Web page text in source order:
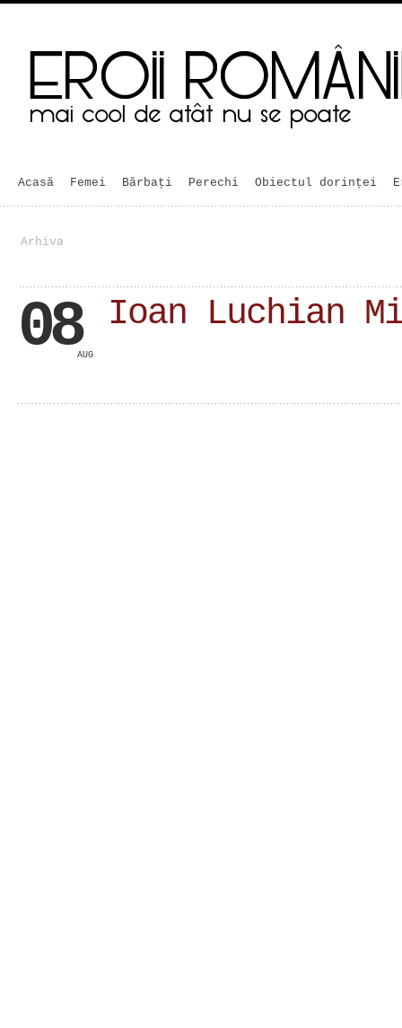
Acasă Femei Bărbaţi Perechi Obiectul dorinței
Arhiva
08AUG
Ioan Luchian